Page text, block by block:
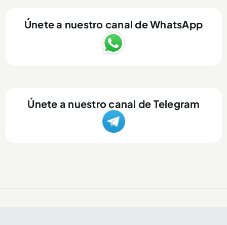
Únete a nuestro canal de WhatsApp
Únete a nuestro canal de Telegram